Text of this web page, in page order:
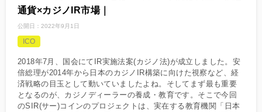
通貨×カジノIR市場｜
公開日： 2022年9月1日
ICO
2018年7月、国会にてIR実施法案(カジノ法)が成立しました。安
倍総理が2014年から日本のカジノIR構築に向けた視察など、経
済戦略の目玉として動いていましたよね。そしてまず最も重要
となるのが、カジノディーラーの養成・教育です。そこで今回
のSIR(サー)コインのプロジェクトは、実在する教育機関「日本